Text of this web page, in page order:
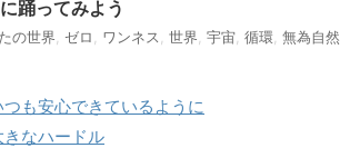
踊ってみよう
の世界 ゼロ ワンネス 世界 宇宙 循環 無為自然
も安心できているように
きなハードル